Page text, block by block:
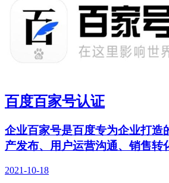
百度百家号认证
企业百家号是百度专为企业打造
产发布、用户运营沟通、销售转
2021-10-18